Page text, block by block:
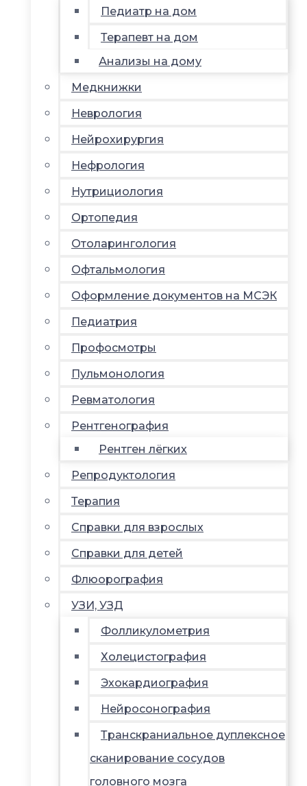
Педиатр на дом
Терапевт на дом
Анализы на дому
Медкнижки
Неврология
Нейрохирургия
Нефрология
Нутрициология
Ортопедия
Отоларингология
Офтальмология
Оформление документов на МСЭК
Педиатрия
Профосмотры
Пульмонология
Ревматология
Рентгенография
Рентген лёгких
Репродуктология
Терапия
Справки для взрослых
Справки для детей
Флюорография
УЗИ, УЗД
Фолликулометрия
Холецистография
Эхокардиография
Нейросонография
Транскраниальное дуплексное
сканирование сосудов
головного мозга